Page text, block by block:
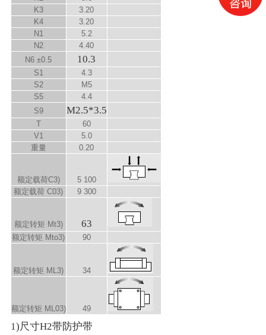
K3
3.20
K4
3.20
N1
5.2
N2
4.40
N6 ±0.5 10.3
S1
4.3
S2
M5
S5
4.4
S9 M2.5*3.5
T
60
V1
5.0
重量
0.20
额定载荷C3)
5 100
额定载荷 C03) 9 300
额定转矩 Mt3) 63
额定转矩 Mto3) 90
额定转矩 M L3) 34
额定转矩 M L03) 49
1)尺寸H2带防护带